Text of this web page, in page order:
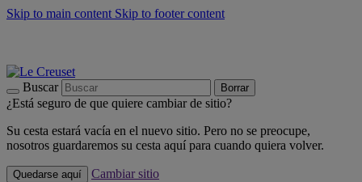
Skip to main content Skip to footer content
Buscar Borrar
¿Está seguro de que quiere cambiar de sitio?
Su cesta estará vacía en el nuevo sitio. Pero no se preocupe,
nosotros guardaremos su cesta aquí para cuando quiera volver.
Quedarse aquí
Cambiar sitio